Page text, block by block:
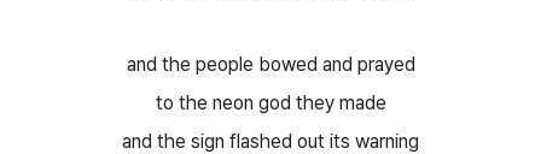
and the people bowed and prayed
to the neon god they made
and the sign flashed out its warning